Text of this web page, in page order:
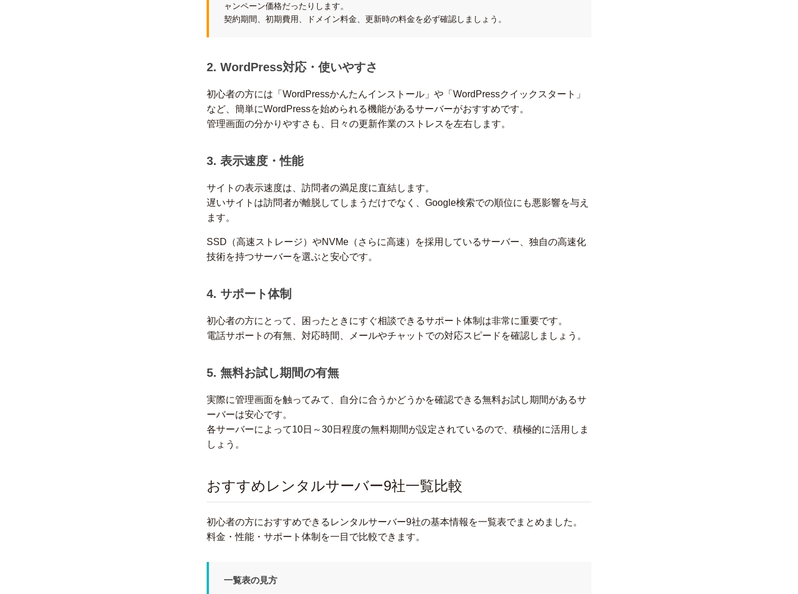
ャンペーン価格だったりします。
契約期間、初期費用、ドメイン料金、更新時の料金を必ず確認しましょう。
2. WordPress対応・使いやすさ
初心者の方には「WordPressかんたんインストール」や「WordPressクイックスタート」
など、簡単にWordPressを始められる機能があるサーバーがおすすめです。
管理画面の分かりやすさも、日々の更新作業のストレスを左右します。
3. 表示速度・性能
サイトの表示速度は、訪問者の満足度に直結します。
遅いサイトは訪問者が離脱してしまうだけでなく、Google検索での順位にも悪影響を与え
ます。
SSD（高速ストレージ）やNVMe（さらに高速）を採用しているサーバー、独自の高速化
技術を持つサーバーを選ぶと安心です。
4. サポート体制
初心者の方にとって、困ったときにすぐ相談できるサポート体制は非常に重要です。
電話サポートの有無、対応時間、メールやチャットでの対応スピードを確認しましょう。
5. 無料お試し期間の有無
実際に管理画面を触ってみて、自分に合うかどうかを確認できる無料お試し期間があるサ
ーバーは安心です。
各サーバーによって10日～30日程度の無料期間が設定されているので、積極的に活用しま
しょう。
おすすめレンタルサーバー9社一覧比較
初心者の方におすすめできるレンタルサーバー9社の基本情報を一覧表でまとめました。
料金・性能・サポート体制を一目で比較できます。
一覧表の見方